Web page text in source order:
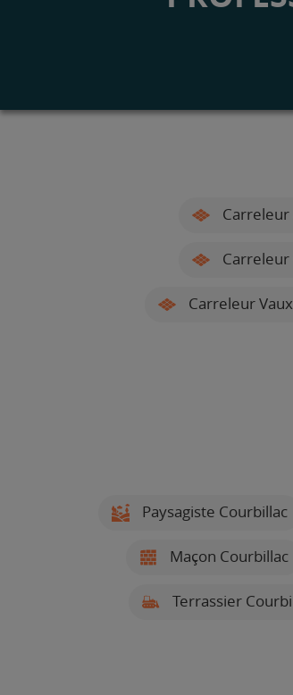
Carreleur
Carreleur
Paysagiste Courbillac
Maçon Courbillac
Terrassier